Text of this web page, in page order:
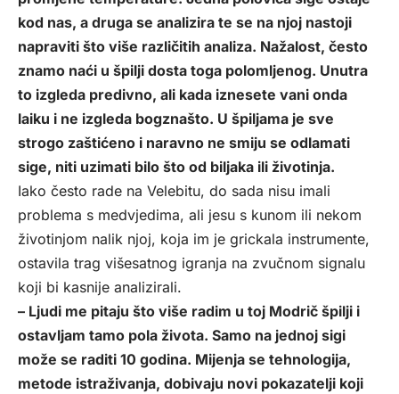
kod nas, a druga se analizira te se na njoj nastoji
napraviti što više različitih analiza. Nažalost, često
znamo naći u špilji dosta toga polomljenog. Unutra
to izgleda predivno, ali kada iznesete vani onda
laiku i ne izgleda bogznašto. U špiljama je sve
strogo zaštićeno i naravno ne smiju se odlamati
sige, niti uzimati bilo što od biljaka ili životinja.
Iako često rade na Velebitu, do sada nisu imali
problema s medvjedima, ali jesu s kunom ili nekom
životinjom nalik njoj, koja im je grickala instrumente,
ostavila trag višesatnog igranja na zvučnom signalu
koji bi kasnije analizirali.
– Ljudi me pitaju što više radim u toj Modrič špilji i
ostavljam tamo pola života. Samo na jednoj sigi
može se raditi 10 godina. Mijenja se tehnologija,
metode istraživanja, dobivaju novi pokazatelji koji